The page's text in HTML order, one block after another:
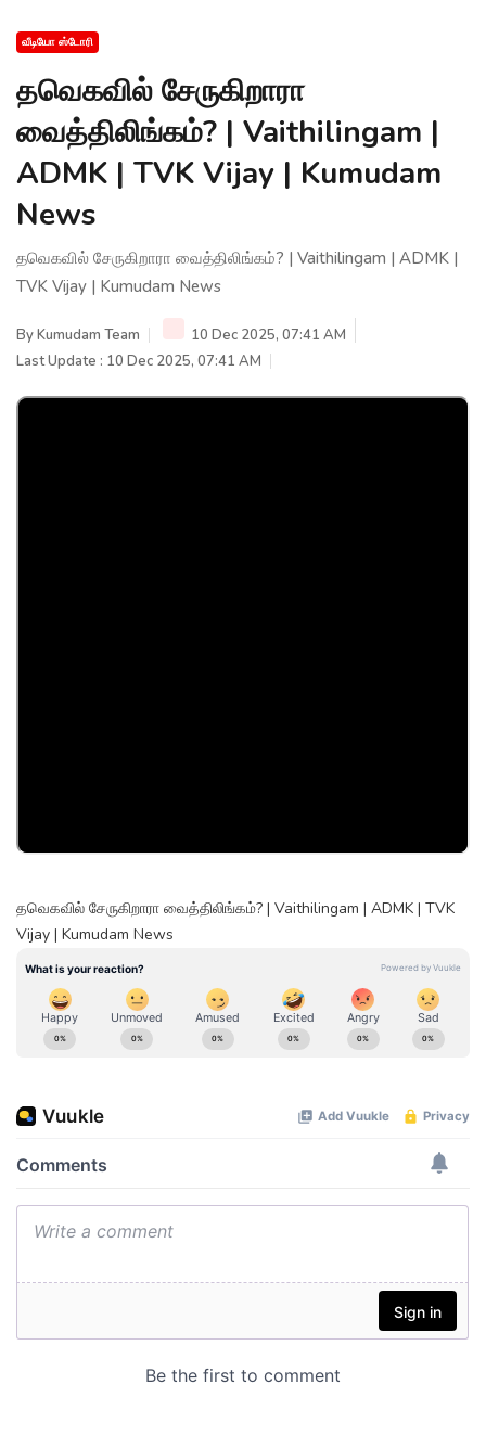
வீடியோ ஸ்டோரி
தவெகவில் சேருகிறாரா
வைத்திலிங்கம்? | Vaithilingam |
ADMK | TVK Vijay | Kumudam
News
தவெகவில் சேருகிறாரா வைத்திலிங்கம்? | Vaithilingam | ADMK |
TVK Vijay | Kumudam News
ByKumudam Team
10 Dec 2025, 07:41 AM
Last Update : 10 Dec 2025, 07:41 AM
தவெகவில் சேருகிறாரா வைத்திலிங்கம்? | Vaithilingam | ADMK | TVK
Vijay | Kumudam News